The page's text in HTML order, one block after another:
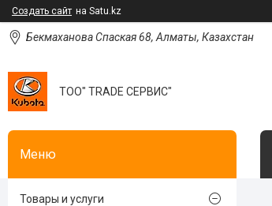
Создать сайт на Satu.kz
Бекмаханова Спаская 68, Алматы, Казахстан
ТОО" TRADE СЕРВИС"
Товары и услуги